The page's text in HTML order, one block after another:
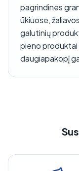
pagrindines
ūkiuose,
galutinių
pieno
daugiapakopį